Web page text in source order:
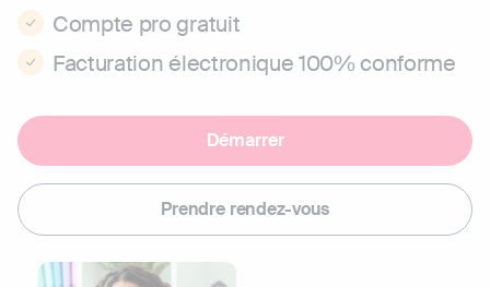
Compte pro gratuit
Facturation électronique 100% conforme
Démarrer
Prendre rendez-vous